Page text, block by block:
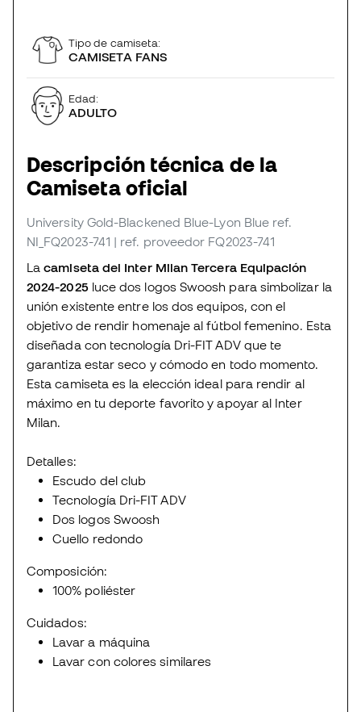
Tipo de camiseta:
CAMISETA FANS
Edad:
ADULTO
Descripción técnica de la
Camiseta oficial
University Gold-Blackened Blue-Lyon Blue ref.
NI_FQ2023-741 | ref. proveedor FQ2023-741
Lacamiseta del Inter Milan Tercera Equipación
2024-2025luce dos logos Swoosh para simbolizar la
unión existente entre los dos equipos, con el
objetivo de rendir homenaje al fútbol femenino. Esta
diseñada con tecnología Dri-FIT ADV que te
garantiza estar seco y cómodo en todo momento.
Esta camiseta es la elección ideal para rendir al
máximo en tu deporte favorito y apoyar al Inter
Milan.
Detalles:
Escudo del club
Tecnología Dri-FIT ADV
Dos logos Swoosh
Cuello redondo
Composición:
100% poliéster
Cuidados:
Lavar a máquina
Lavar con colores similares